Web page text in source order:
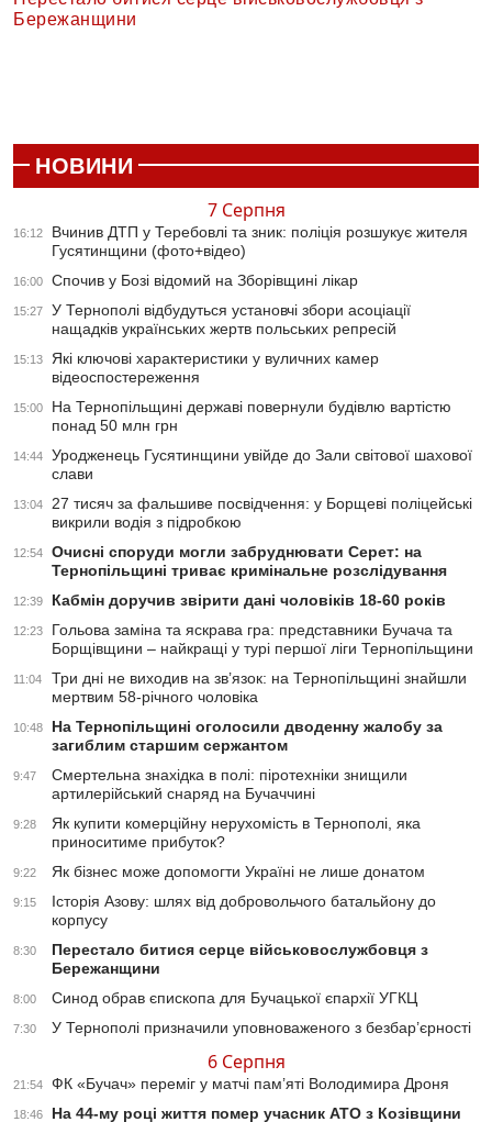
Бережанщини
НОВИНИ
7 Серпня
16:12
Вчинив ДТП у Теребовлі та зник: поліція розшукує жителя
Гусятинщини (фото+відео)
16:00 Спочив у Бозі відомий на Зборівщині лікар
15:27
У Тернополі відбудуться установчі збори асоціації
нащадків українських жертв польських репресій
15:13
Які ключові характеристики у вуличних камер
відеоспостереження
15:00
На Тернопільщині державі повернули будівлю вартістю
понад 50 млн грн
14:44
Уродженець Гусятинщини увійде до Зали світової шахової
слави
13:04
27 тисяч за фальшиве посвідчення: у Борщеві поліцейські
викрили водія з підробкою
12:54
Очисні споруди могли забруднювати Серет: на
Тернопільщині триває кримінальне розслідування
12:39 Кабмін доручив звірити дані чоловіків 18-60 років
12:23
Гольова заміна та яскрава гра: представники Бучача та
Борщівщини – найкращі у турі першої ліги Тернопільщини
11:04
Три дні не виходив на зв’язок: на Тернопільщині знайшли
мертвим 58-річного чоловіка
10:48
На Тернопільщині оголосили дводенну жалобу за
загиблим старшим сержантом
9:47
Смертельна знахідка в полі: піротехніки знищили
артилерійський снаряд на Бучаччині
9:28
Як купити комерційну нерухомість в Тернополі, яка
приноситиме прибуток?
9:22 Як бізнес може допомогти Україні не лише донатом
9:15
Історія Азову: шлях від добровольчого батальйону до
корпусу
8:30
Перестало битися серце військовослужбовця з
Бережанщини
8:00 Синод обрав єпископа для Бучацької єпархії УГКЦ
7:30 У Тернополі призначили уповноваженого з безбар’єрності
6 Серпня
21:54 ФК «Бучач» переміг у матчі пам’яті Володимира Дроня
18:46 На 44-му році життя помер учасник АТО з Козівщини